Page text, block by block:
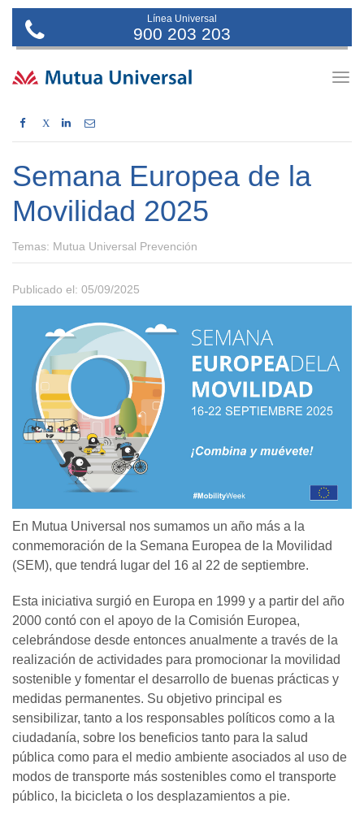
Línea Universal
900 203 203
X
Semana Europea de la
Movilidad 2025
Temas: Mutua Universal Prevención
Publicado el: 05/09/2025
En Mutua Universal nos sumamos un año más a la
conmemoración de la Semana Europea de la Movilidad
(SEM), que tendrá lugar del 16 al 22 de septiembre.
Esta iniciativa surgió en Europa en 1999 y a partir del año
2000 contó con el apoyo de la Comisión Europea,
celebrándose desde entonces anualmente a través de la
realización de actividades para promocionar la movilidad
sostenible y fomentar el desarrollo de buenas prácticas y
medidas permanentes. Su objetivo principal es
sensibilizar, tanto a los responsables políticos como a la
ciudadanía, sobre los beneficios tanto para la salud
pública como para el medio ambiente asociados al uso de
modos de transporte más sostenibles como el transporte
público, la bicicleta o los desplazamientos a pie.